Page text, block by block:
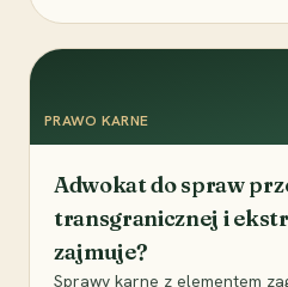
PRAWO KARNE
Adwokat do spraw
transgranicznej i
zajmuje?
Sprawy karne z elementem